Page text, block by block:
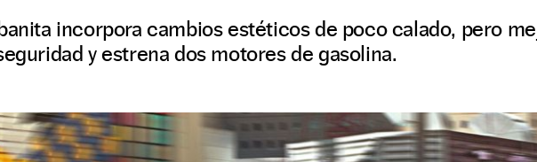
incorpora cambios estéticos de poco calado, pero
y estrena dos motores de gasolina.